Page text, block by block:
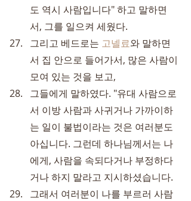
도 역시 사람입니다" 하고 말하면
서, 그를 일으켜 세웠다.
그리고 베드로는 고넬료와 말하면
서 집 안으로 들어가서, 많은 사람이
모여 있는 것을 보고,
그들에게 말하였다. "유대 사람으로
서 이방 사람과 사귀거나 가까이하
는 일이 불법이라는 것은 여러분도
아십니다. 그런데 하나님께서는 나
에게, 사람을 속되다거나 부정하다
거나 하지 말라고 지시하셨습니다.
그래서 여러분이 나를 부르러 사람